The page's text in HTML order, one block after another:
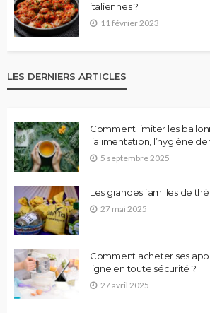
italiennes ?
11 février 2023
LES DERNIERS ARTICLES
Comment limiter les
l’alimentation, l’hygiène
5 septembre 2025
Les grandes familles de
27 mai 2025
Comment acheter ses
ligne en toute sécurité ?
27 avril 2025